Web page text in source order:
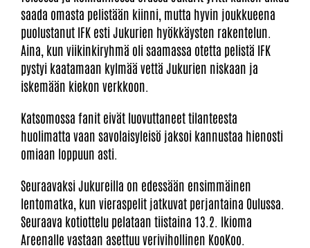
saada omasta pelistään kiinni, mutta hyvin joukkueena
puolustanut IFK esti Jukurien hyökkäysten rakentelun.
Aina, kun viikinkiryhmä oli saamassa otetta pelistä IFK
pystyi kaatamaan kylmää vettä Jukurien niskaan ja
iskemään kiekon verkkoon.
Katsomossa fanit eivät luovuttaneet tilanteesta
huolimatta vaan savolaisyleisö jaksoi kannustaa hienosti
omiaan loppuun asti.
Seuraavaksi Jukureilla on edessään ensimmäinen
lentomatka, kun vieraspelit jatkuvat perjantaina Oulussa.
Seuraava kotiottelu pelataan tiistaina 13.2. Ikioma
Areenalle vastaan asettuu verivihollinen KooKoo.